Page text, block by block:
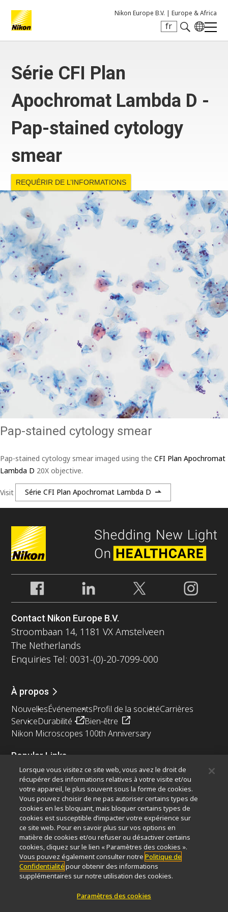
Nikon Europe B.V. | Europe & Africa
fr
Série CFI Plan
Apochromat Lambda D -
Pap-stained cytology
smear
REQUÉRIR DE L’INFORMATIONS
Pap-stained cytology smear
Pap-stained cytology smear imaged using the CFI Plan Apochromat
Lambda D 20X objective.
Visit Série CFI Plan Apochromat Lambda D
Contact Nikon Europe B.V.
Stroombaan 14, 1181 VX Amstelveen
The Netherlands
Enquiries Tel: 0031-(0)-20-7099-000
À propos
NouvellesÉvénementsProfil de la sociétéCarrières
ServiceDurabilité
Bien-être
Nikon Microscopes 100th Anniversary
Popular Links
Dernières nouvelles et actualitésSélecteur d’objectifs
Resolution CalculatorPubScopeOEM
Nikon Small World
MicroscopyU
Autres Produits Nikon
Produits d'imagerie
Microscopie industrielle et métrologie
Systèmes de lithographie à semi-conducteurs
Systèmes de lithographie à FPD
Lorsque vous visitez ce site web, vous avez le droit de
récupérer des informations relatives à votre visite et/ou
votre appareil, le plus souvent sous la forme de cookies.
Vous pouvez choisir de ne pas autoriser certains types de
cookies en les bloquant, mais bloquer certains types de
cookies est susceptible d’impacter votre expérience sur
ce site web. Pour en savoir plus sur vos options en
matière de cookies et/ou refuser ou désactiver certains
cookies, cliquez sur le lien « Paramètres des cookies ».
Vous pouvez également consulter notrePolitique de
Confidentialitépour obtenir des informations
supplémentaires sur notre utilisation des cookies.
Paramètres des cookies